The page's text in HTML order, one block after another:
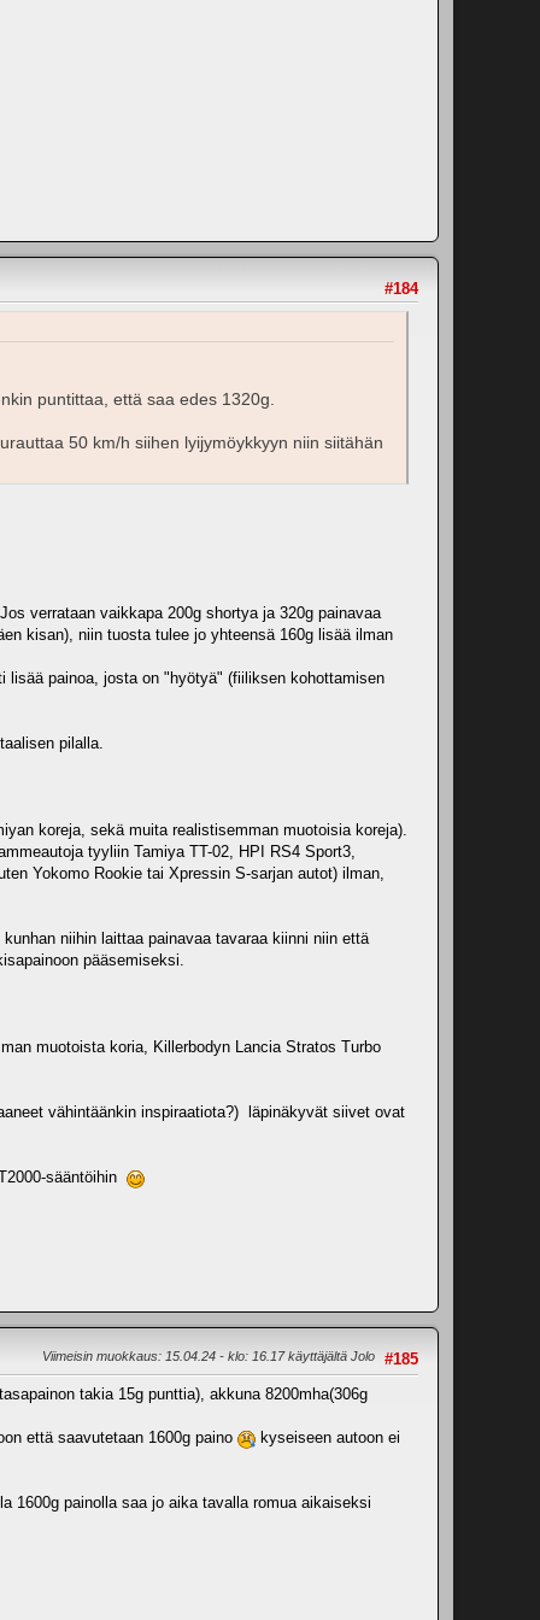
#184
puntittaa, että saa edes 1320g.
50 km/h siihen lyijymöykkyyn niin siitähän
verrataan vaikkapa 200g shortya ja 320g painavaa
kisan), niin tuosta tulee jo yhteensä 160g lisää ilman
painoa, josta on "hyötyä" (fiiliksen kohottamisen
pilalla.
koreja, sekä muita realistisemman muotoisia koreja).
tyyliin Tamiya TT-02, HPI RS4 Sport3,
Yokomo Rookie tai Xpressin S-sarjan autot) ilman,
niihin laittaa painavaa tavaraa kiinni niin että
pääsemiseksi.
muotoista koria, Killerbodyn Lancia Stratos Turbo
vähintäänkin inspiraatiota?) läpinäkyvät siivet ovat
sääntöihin
#185
Viimeisin muokkaus: 15.04.24 - klo: 16.17 käyttäjältä Jolo
takia 15g punttia), akkuna 8200mha(306g
että saavutetaan 1600g paino kyseiseen autoon ei
1600g painolla saa jo aika tavalla romua aikaiseksi